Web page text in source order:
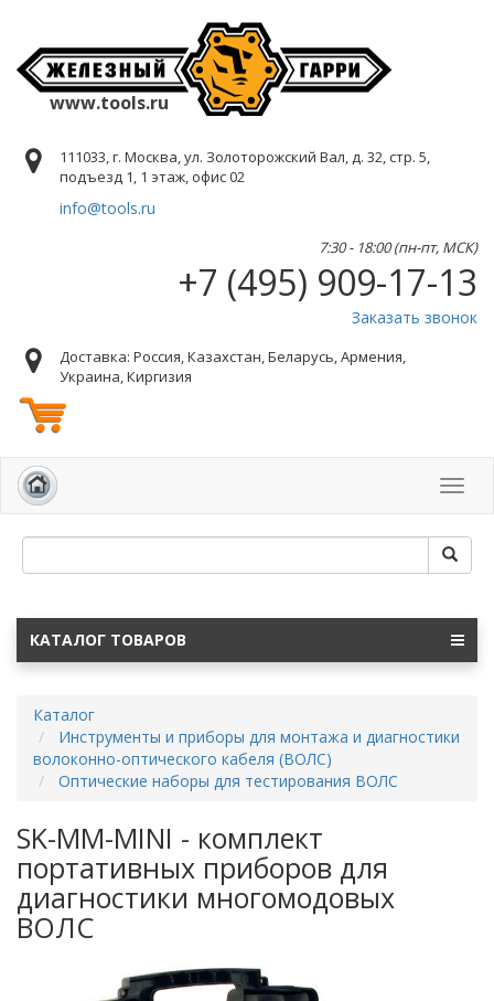
www.tools.ru
111033, г. Москва, ул. Золоторожский Вал, д. 32, стр. 5,
подъезд 1, 1 этаж, офис 02
info@tools.ru
7:30 - 18:00 (пн-пт, МСК)
+7 (495) 909-17-13
Заказать звонок
Доставка: Россия, Казахстан, Беларусь, Армения,
Украина, Киргизия
КАТАЛОГ ТОВАРОВ
Каталог
Инструменты и приборы для монтажа и диагностики
волоконно-оптического кабеля (ВОЛС)
Оптические наборы для тестирования ВОЛС
SK-MM-MINI - комплект
портативных приборов для
диагностики многомодовых
ВОЛС